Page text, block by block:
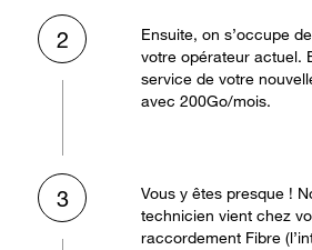
2
Ensuite, on s’occupe
votre opérateur actuel.
service de votre
avec 200Go/mois.
3
Vous y êtes presque !
technicien vient chez
raccordement Fibre